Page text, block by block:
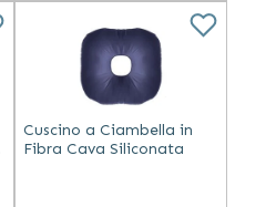
Cuscino a Ciambella in
Fibra Cava Siliconata